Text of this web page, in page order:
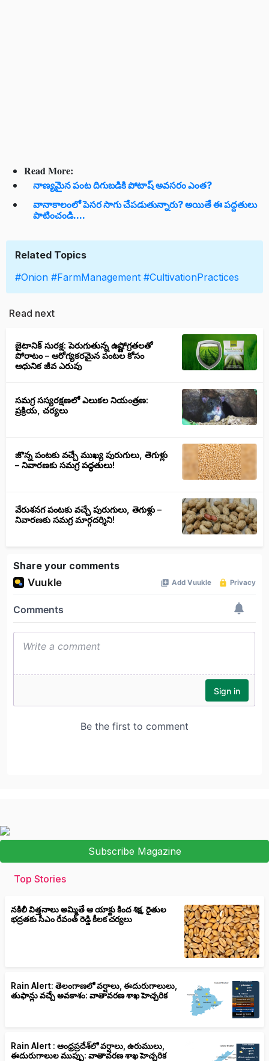
Read More:
నాణ్యమైన పంట దిగుబడికి పోటాష్ అవసరం ఎంత?
వానాకాలంలో పెసర సాగు చేపడుతున్నారు? అయితే ఈ పద్దతులు
పాటించండి....
Related Topics
#Onion #FarmManagement #CultivationPractices
Read next
జైటానిక్ సురక్ష: పెరుగుతున్న ఉష్ణోగ్రతలతో
పోరాటం – ఆరోగ్యకరమైన పంటల కోసం
ఆధునిక జీవ ఎరువు
సమగ్ర సస్యరక్షణలో ఎలుకల నియంత్రణ:
ప్రక్రియ, చర్యలు
జొన్న పంటకు వచ్చే ముఖ్య పురుగులు, తెగుళ్లు
– నివారణకు సమగ్ర పద్ధతులు!
వేరుశనగ పంటకు వచ్చే పురుగులు, తెగుళ్లు –
నివారణకు సమగ్ర మార్గదర్శిని!
Share your comments
Subscribe Magazine
Top Stories
నకిలీ విత్తనాలు అమ్మితే ఆ యాక్టు కింద శిక్ష, రైతుల
భద్రతకు సీఎం రేవంత్ రెడ్డి కీలక చర్యలు
Rain Alert: తెలంగాణలో వర్షాలు, ఈదురుగాలులు,
తుఫాన్లు వచ్చే అవకాశం: వాతావరణ శాఖ హెచ్చరిక
Rain Alert : ఆంధ్రప్రదేశ్‌లో వర్షాలు, ఉరుములు,
ఈదురుగాలుల ముప్పు: వాతావరణ శాఖ హెచ్చరిక